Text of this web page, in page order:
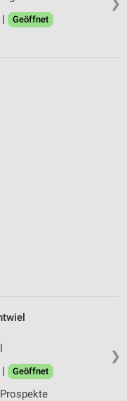
❯
Geöffnet
❯
Geöffnet